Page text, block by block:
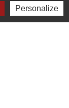
Personalize